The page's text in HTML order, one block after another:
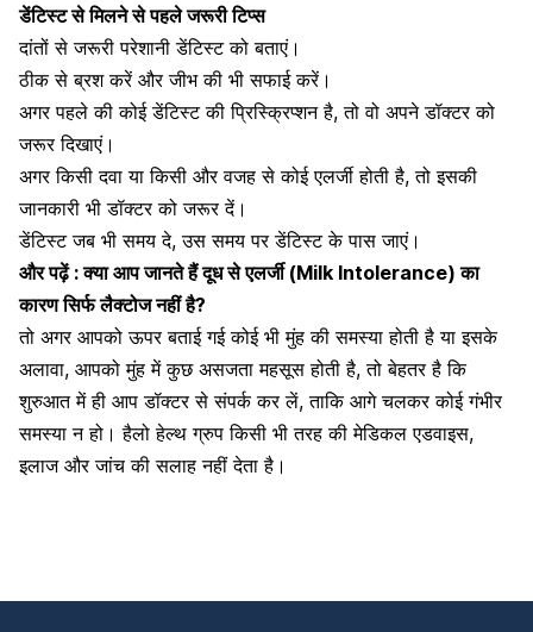
डेंटिस्ट से मिलने से पहले जरूरी टिप्स
दांतों से जरूरी परेशानी डेंटिस्ट को बताएं।
ठीक से ब्रश करेंऔर जीभ की भी सफाई करें।
अगर पहले की कोई डेंटिस्ट की प्रिस्क्रिप्शन है, तो वो अपने डॉक्टर को
जरूर दिखाएं।
अगर किसी दवा या किसी और वजह से कोईएलर्जी होती है, तो इसकी
जानकारी भी डॉक्टर को जरूर दें।
डेंटिस्ट जब भी समय दे, उस समय पर डेंटिस्ट के पास जाएं।
और पढ़ें :क्या आप जानते हैं दूध से एलर्जी (Milk Intolerance) का
कारण सिर्फ लैक्टोज नहीं है?
तो अगर आपको ऊपर बताई गई कोई भी मुंह की समस्या होती है या इसके
अलावा, आपको मुंह में कुछ असजता महसूस होती है, तो बेहतर है कि
शुरुआत में ही आप डॉक्टर से संपर्क कर लें, ताकि आगे चलकर कोई गंभीर
समस्या न हो।हैलो हेल्थ ग्रुप किसी भी तरह की मेडिकल एडवाइस,
इलाज और जांच की सलाह नहीं देता है।